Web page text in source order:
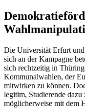
Die Universität Erfurt
sich an der Kampagne
sich rechtzeitig in
Kommunalwahlen, der
mitwirken zu können.
legitim, Studierende
möglicherweise mit dem